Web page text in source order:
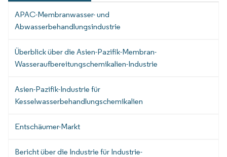
APAC-Membranwasser- und
Abwasserbehandlungsindustrie
Überblick über die Asien-Pazifik-Membran-
Wasseraufbereitungschemikalien-Industrie
Asien-Pazifik-Industrie für
Kesselwasserbehandlungschemikalien
Entschäumer-Markt
Bericht über die Industrie für Industrie-